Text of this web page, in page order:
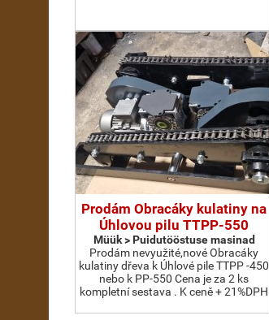
Prodám Obracáky kulatiny na
Úhlovou pilu TTPP-550
Müük > Puidutööstuse masinad
Prodám nevyužité,nové Obracáky
kulatiny dřeva k Úhlové pile TTPP -450
nebo k PP-550 Cena je za 2 ks
kompletní sestava . K ceně + 21%DPH